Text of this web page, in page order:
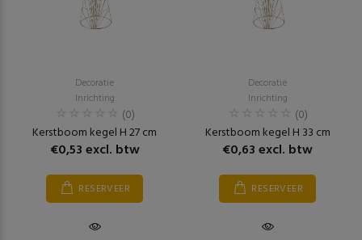
Decoratie
Inrichting
(0)
Kerstboom kegel H 27 cm
€0,53 excl. btw
RESERVEER
Decoratie
Inrichting
(0)
Kerstboom kegel H 33 cm
€0,63 excl. btw
RESERVEER